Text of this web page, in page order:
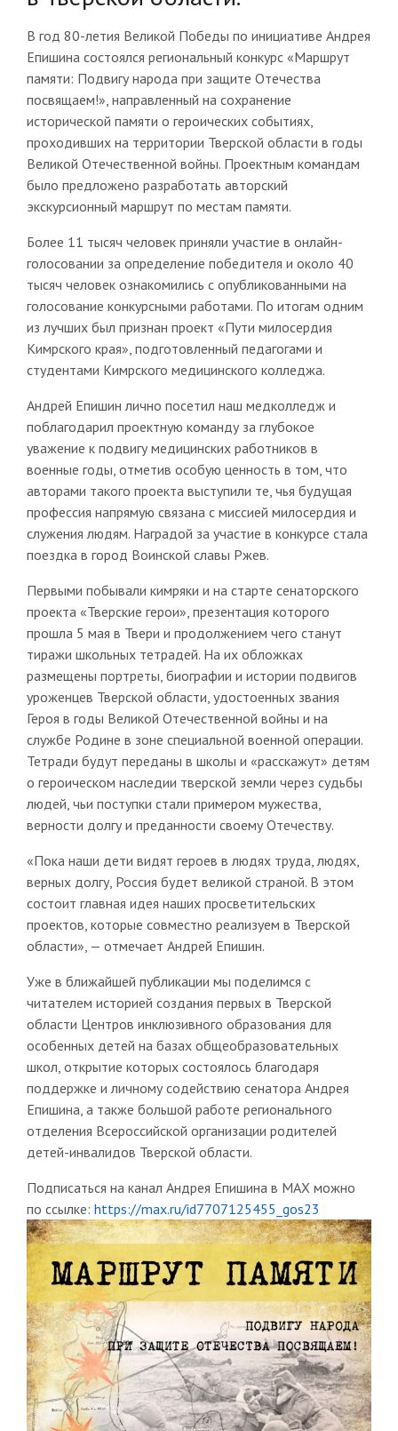
В год 80-летия Великой Победы по инициативе Андрея
Епишина состоялся региональный конкурс «Маршрут
памяти: Подвигу народа при защите Отечества
посвящаем!», направленный на сохранение
исторической памяти о героических событиях,
проходивших на территории Тверской области в годы
Великой Отечественной войны. Проектным командам
было предложено разработать авторский
экскурсионный маршрут по местам памяти.
Более 11 тысяч человек приняли участие в онлайн-
голосовании за определение победителя и около 40
тысяч человек ознакомились с опубликованными на
голосование конкурсными работами. По итогам одним
из лучших был признан проект «Пути милосердия
Кимрского края», подготовленный педагогами и
студентами Кимрского медицинского колледжа.
Андрей Епишин лично посетил наш медколледж и
поблагодарил проектную команду за глубокое
уважение к подвигу медицинских работников в
военные годы, отметив особую ценность в том, что
авторами такого проекта выступили те, чья будущая
профессия напрямую связана с миссией милосердия и
служения людям. Наградой за участие в конкурсе стала
поездка в город Воинской славы Ржев.
Первыми побывали кимряки и на старте сенаторского
проекта «Тверские герои», презентация которого
прошла 5 мая в Твери и продолжением чего станут
тиражи школьных тетрадей. На их обложках
размещены портреты, биографии и истории подвигов
уроженцев Тверской области, удостоенных звания
Героя в годы Великой Отечественной войны и на
службе Родине в зоне специальной военной операции.
Тетради будут переданы в школы и «расскажут» детям
о героическом наследии тверской земли через судьбы
людей, чьи поступки стали примером мужества,
верности долгу и преданности своему Отечеству.
«Пока наши дети видят героев в людях труда, людях,
верных долгу, Россия будет великой страной. В этом
состоит главная идея наших просветительских
проектов, которые совместно реализуем в Тверской
области», — отмечает Андрей Епишин.
Уже в ближайшей публикации мы поделимся с
читателем историей создания первых в Тверской
области Центров инклюзивного образования для
особенных детей на базах общеобразовательных
школ, открытие которых состоялось благодаря
поддержке и личному содействию сенатора Андрея
Епишина, а также большой работе регионального
отделения Всероссийской организации родителей
детей-инвалидов Тверской области.
Подписаться на канал Андрея Епишина в MAX можно
по ссылке: https://max.ru/id7707125455_gos23